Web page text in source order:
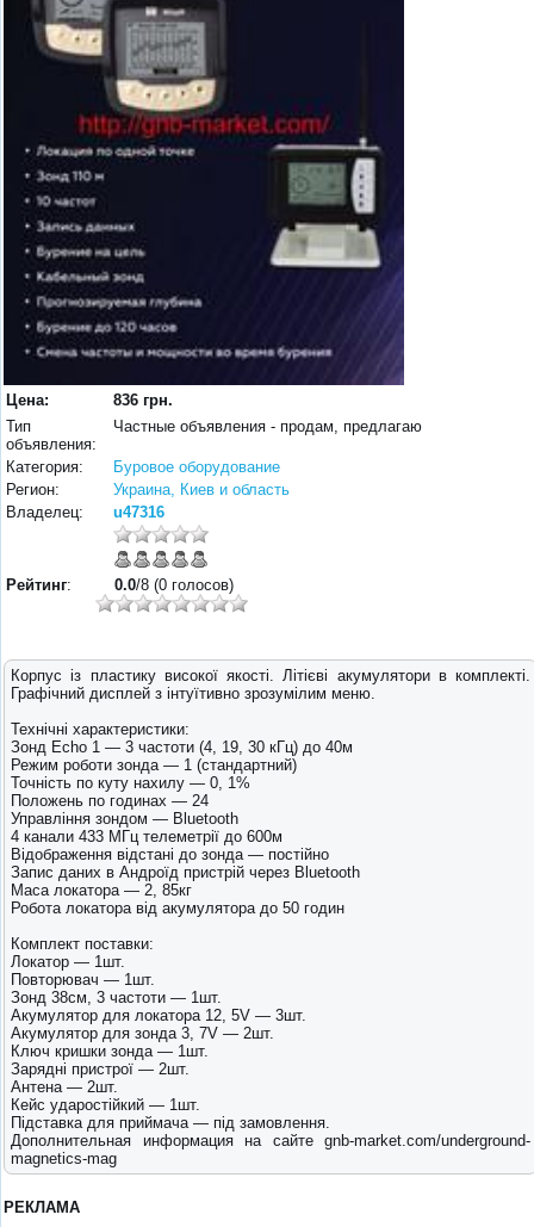
Цена:
836 грн.
Тип
объявления:
Частные объявления - продам, предлагаю
Категория:
Буровое оборудование
Регион:
Украина, Киев и область
Владелец:
u47316
Рейтинг: 0.0/8 (0 голосов)
Корпус із пластику високої якості. Літієві акумулятори в комплекті.
Графічний дисплей з інтуїтивно зрозумілим меню.
Технічні характеристики:
Зонд Echo 1 — 3 частоти (4, 19, 30 кГц) до 40м
Режим роботи зонда — 1 (стандартний)
Точність по куту нахилу — 0, 1%
Положень по годинах — 24
Управління зондом — Bluetooth
4 канали 433 МГц телеметрії до 600м
Відображення відстані до зонда — постійно
Запис даних в Андроїд пристрій через Bluetooth
Маса локатора — 2, 85кг
Робота локатора від акумулятора до 50 годин
Комплект поставки:
Локатор — 1шт.
Повторювач — 1шт.
Зонд 38см, 3 частоти — 1шт.
Акумулятор для локатора 12, 5V — 3шт.
Акумулятор для зонда 3, 7V — 2шт.
Ключ кришки зонда — 1шт.
Зарядні пристрої — 2шт.
Антена — 2шт.
Кейс ударостійкий — 1шт.
Підставка для приймача — під замовлення.
Дополнительная информация на сайте gnb-market.com/underground-
magnetics-mag
РЕКЛАМА